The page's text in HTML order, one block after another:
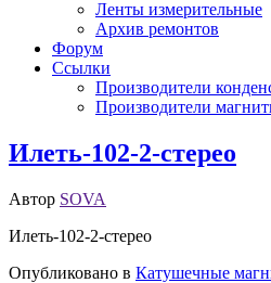
Ленты измерительные
Архив ремонтов
Форум
Ссылки
Производители
Производители
Илеть-102-2-стерео
Автор SOVA
Илеть-102-2-стерео
Опубликовано в Катушечные